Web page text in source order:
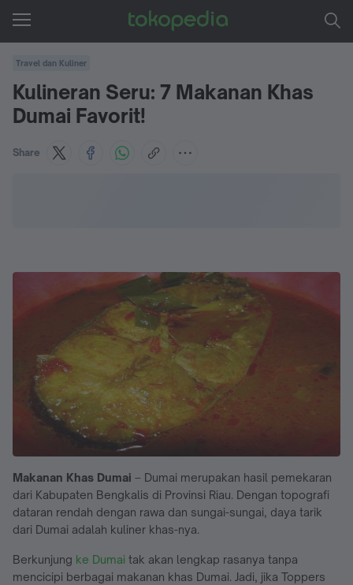
Travel dan Kuliner
Kulineran Seru: 7 Makanan Khas
Dumai Favorit!
Share
Makanan Khas Dumai – Dumai merupakan hasil pemekaran
dari Kabupaten Bengkalis di Provinsi Riau. Dengan topografi
dataran rendah dengan rawa dan sungai-sungai, daya tarik
dari Dumai adalah kuliner khas-nya.
Berkunjung ke Dumai tak akan lengkap rasanya tanpa
mencicipi berbagai makanan khas Dumai. Jadi, jika Toppers